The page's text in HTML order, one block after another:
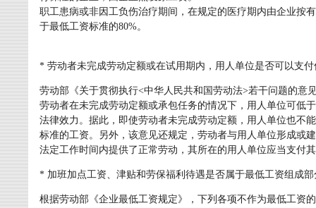
职工患病或非因工负伤治疗期间，在规定的医疗期内由企业按
于最低工资标准的80%。
* 劳动者未完成劳动定额或在试用期内，用人单位是否可以支
劳动部《关于贯彻执行<中华人民共和国劳动法>若干问题的意
劳动者在未完成劳动定额或承包任务的情况下，用人单位可低
法律效力。据此，即使劳动者未完成劳动定额，用人单位也不
标准的工资。另外，该意见还规定，劳动者与用人单位形成或
法定工作时间内提供了正常劳动，其所在的用人单位应当支付
* 加班加点工资、津贴和劳保福利待遇是否属于最低工资组成部
根据劳动部《企业最低工资规定》，下列各项不作为最低工资